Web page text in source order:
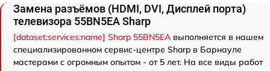
Замена разъёмов (HDMI, DVI, Дисплей порта)
телевизора 55BN5EA Sharp
[dataset:services:name] Sharp 55BN5EA выполняется в нашем
специализированном сервис-центре Sharp в Барнауле
мастерами с огромным опытом - от 5 лет. На все виды работ